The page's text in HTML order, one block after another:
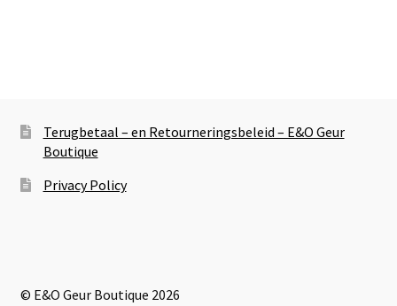
Terugbetaal – en Retourneringsbeleid – E&O Geur
Boutique
Privacy Policy
© E&O Geur Boutique 2026